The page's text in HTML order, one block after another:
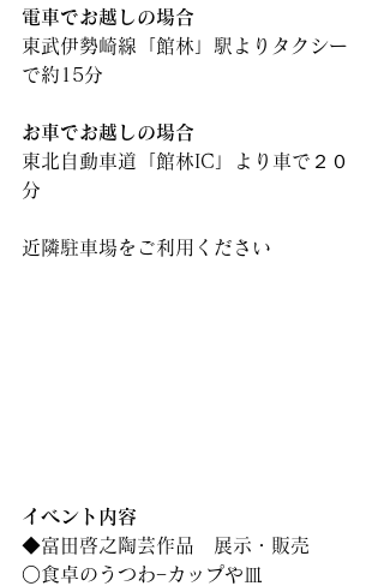
電車でお越しの場合
東武伊勢崎線「館林」駅よりタクシー
で約15分
お車でお越しの場合
東北自動車道「館林IC」より車で２０
分
近隣駐車場をご利用ください
イベント内容
◆富田啓之陶芸作品　展示・販売
○食卓のうつわ−カップや皿